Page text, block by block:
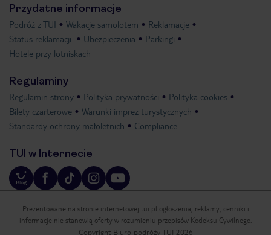
Przydatne informacje
Podróż z TUI Wakacje samolotem
Reklamacje
Status reklamacji
Ubezpieczenia
Parkingi
Hotele przy lotniskach
Regulaminy
Regulamin strony Polityka prywatności
Polityka cookies
Bilety czarterowe
Warunki imprez turystycznych
Standardy ochrony małoletnich
Compliance
TUI w Internecie
Prezentowane na stronie internetowej tui.pl ogłoszenia, reklamy, cenniki i
informacje nie stanowią oferty w rozumieniu przepisów Kodeksu Cywilnego.
Copyright Biuro podróży TUI 2026